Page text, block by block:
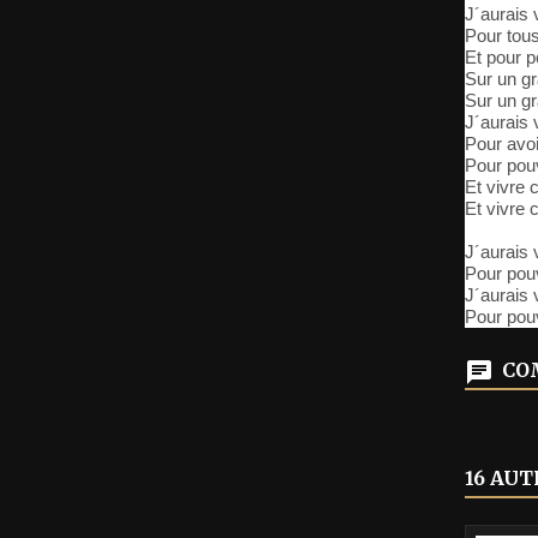
J´aurais
Pour
Et pour
Sur un
Sur un
J´aurais
Pour
Pour
Et vivre
Et vivre
J´aurais
Pour
J´aurais
Pour
16